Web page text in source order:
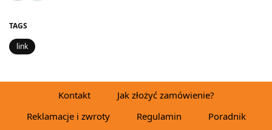
TAGS
link
Kontakt
Jak złożyć zamówienie?
Reklamacje i zwroty
Regulamin
Poradnik